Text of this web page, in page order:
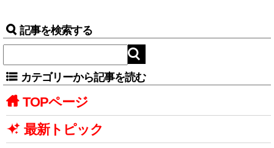
記事を検索する
カテゴリーから記事を読む
TOPページ
最新トピック